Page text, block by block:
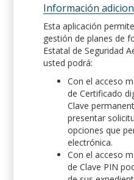
Información
Esta aplicación
gestión de planes de
Estatal de Seguridad
usted podrá:
Con el acceso
de Certificado
Clave
presentar
opciones que
electrónica.
Con el acceso
de Clave PIN